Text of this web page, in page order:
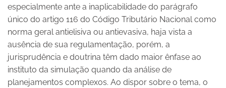
especialmente ante a inaplicabilidade do parágrafo
único do artigo 116 do Código Tributário Nacional como
norma geral antielisiva ou antievasiva, haja vista a
ausência de sua regulamentação, porém, a
jurisprudência e doutrina têm dado maior ênfase ao
instituto da simulação quando da análise de
planejamentos complexos. Ao dispor sobre o tema, o